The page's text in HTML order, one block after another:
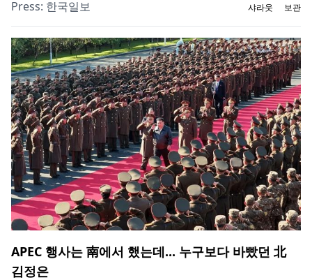
Press: 한국일보 샤라웃 보관
APEC 행사는 南에서 했는데... 누구보다 바빴던 北
김정은